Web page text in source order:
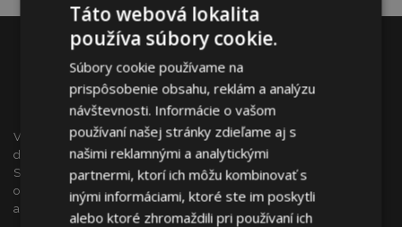
VTVauto je maloobchodným predajcom a veľkoobchodným
dodávateľom autopríslušenstva a autodoplnkov na
Slovensku, ako sú napr.: ozdobné kryty kolies (puklice),
okenné deflektory, autopoťahy, autorohože, chrómové kryty
a rámy, ...
Táto webová lokalita
používa súbory cookie.
Súbory cookie používame na
prispôsobenie obsahu, reklám a analýzu
návštevnosti. Informácie o vašom
používaní našej stránky zdieľame aj s
našimi reklamnými a analytickými
partnermi, ktorí ich môžu kombinovať s
inými informáciami, ktoré ste im poskytli
alebo ktoré zhromaždili pri používaní ich